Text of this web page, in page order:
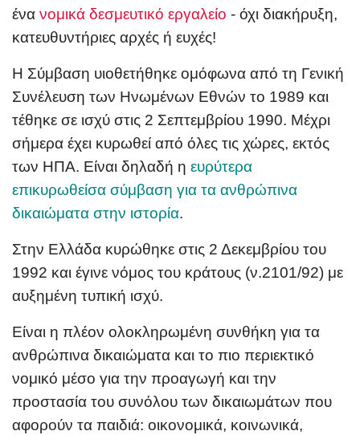
ένα νομικά δεσμευτικό εργαλείο - όχι διακήρυξη,
κατευθυντήριες αρχές ή ευχές!
Η Σύμβαση υιοθετήθηκε ομόφωνα από τη Γενική
Συνέλευση των Ηνωμένων Εθνών το 1989 και
τέθηκε σε ισχύ στις 2 Σεπτεμβρίου 1990. Μέχρι
σήμερα έχει κυρωθεί από όλες τις χώρες, εκτός
των ΗΠΑ. Είναι δηλαδή η ευρύτερα
επικυρωθείσα σύμβαση για τα ανθρώπινα
δικαιώματα στην ιστορία.
Στην Ελλάδα κυρώθηκε στις 2 Δεκεμβρίου του
1992 και έγινε νόμος του κράτους (ν.2101/92) με
αυξημένη τυπική ισχύ.
Είναι η πλέον ολοκληρωμένη συνθήκη για τα
ανθρώπινα δικαιώματα και το πιο περιεκτικό
νομικό μέσο για την προαγωγή και την
προστασία του συνόλου των δικαιωμάτων που
αφορούν τα παιδιά: οικονομικά, κοινωνικά,